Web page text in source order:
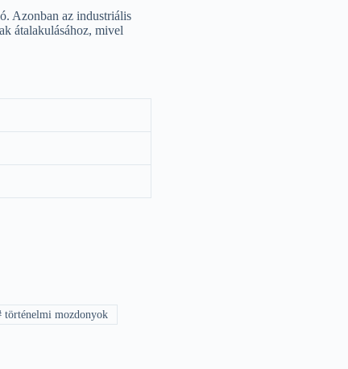
Azonban az industriális
átalakulásához, mivel
történelmi mozdonyok